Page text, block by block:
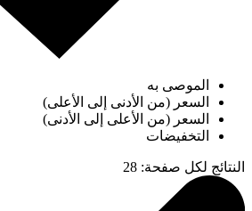
الموصى به
السعر (من الأدنى إلى الأعلى)
السعر (من الأعلى إلى الأدنى)
التخفيضات
النتائج لكل صفحة:
28